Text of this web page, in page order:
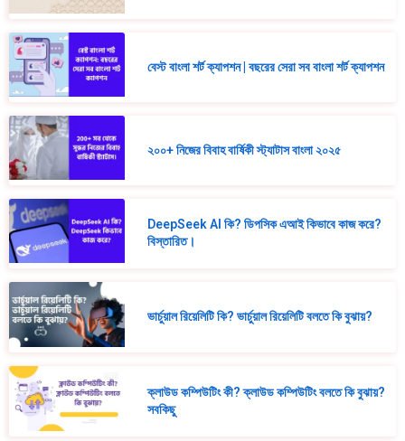
বেস্ট বাংলা শর্ট ক্যাপশন | বছরের সেরা সব বাংলা শর্ট ক্যাপশন
২০০+ নিজের বিবাহ বার্ষিকী স্ট্যাটাস বাংলা ২০২৫
DeepSeek AI কি? ডিপসিক এআই কিভাবে কাজ করে?
বিস্তারিত।
ভার্চুয়াল রিয়েলিটি কি? ভার্চুয়াল রিয়েলিটি বলতে কি বুঝায়?
ক্লাউড কম্পিউটিং কী? ক্লাউড কম্পিউটিং বলতে কি বুঝায়?
সবকিছু